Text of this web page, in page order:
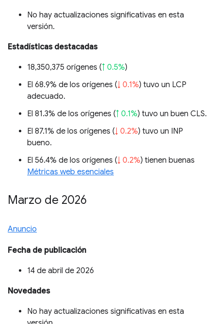
No hay actualizaciones significativas en esta
versión.
Estadísticas destacadas
18,350,375 orígenes (↑ 0.5%)
El 68.9% de los orígenes (↓ 0.1%) tuvo un LCP
adecuado.
El 81.3% de los orígenes (↑ 0.1%) tuvo un buen CLS.
El 87.1% de los orígenes (↓ 0.2%) tuvo un INP
bueno.
El 56.4% de los orígenes (↓ 0.2%) tienen buenas
Métricas web esenciales
Marzo de 2026
Anuncio
Fecha de publicación
14 de abril de 2026
Novedades
No hay actualizaciones significativas en esta